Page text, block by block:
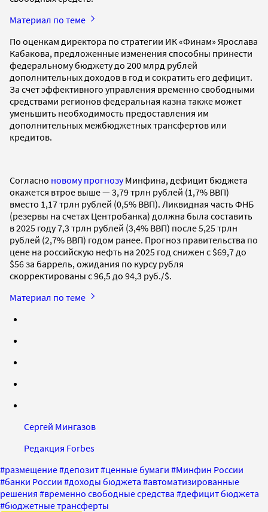
Материал по теме
По оценкам директора по стратегии ИК «Финам» Ярослава
Кабакова, предложенные изменения способны принести
федеральному бюджету до 200 млрд рублей
дополнительных доходов в год и сократить его дефицит.
За счет эффективного управления временно свободными
средствами регионов федеральная казна также может
уменьшить необходимость предоставления им
дополнительных межбюджетных трансфертов или
кредитов.
Согласно новому прогнозуМинфина, дефицит бюджета
окажется втрое выше — 3,79 трлн рублей (1,7% ВВП)
вместо 1,17 трлн рублей (0,5% ВВП). Ликвидная часть ФНБ
(резервы на счетах Центробанка) должна была составить
в 2025 году 7,3 трлн рублей (3,4% ВВП) после 5,25 трлн
рублей (2,7% ВВП) годом ранее. Прогноз правительства по
цене на российскую нефть на 2025 год снижен с $69,7 до
$56 за баррель, ожидания по курсу рубля
скорректированы с 96,5 до 94,3 руб./$.
Материал по теме
Сергей Мингазов
Редакция Forbes
#размещение#депозит#ценные бумаги #Минфин России
#банки России #доходы бюджета #автоматизированные
решения #временно свободные средства #дефицит бюджета
#бюджетные трансферты